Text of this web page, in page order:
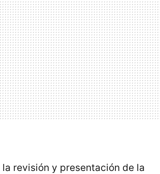
revisión y presentación de la